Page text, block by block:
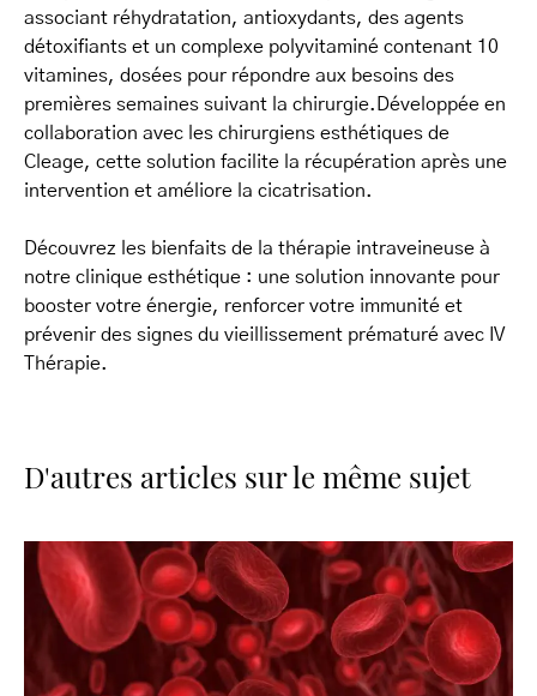
associant réhydratation, antioxydants, des agents
détoxifiants et un complexe polyvitaminé contenant 10
vitamines, dosées pour répondre aux besoins des
premières semaines suivant la chirurgie.Développée en
collaboration avec les chirurgiens esthétiques de
Cleage, cette solution facilite la récupération après une
intervention et améliore la cicatrisation.
Découvrez les bienfaits de la thérapie intraveineuse à
notre clinique esthétique : une solution innovante pour
booster votre énergie, renforcer votre immunité et
prévenir des signes du vieillissement prématuré avec IV
Thérapie.
D'autres articles sur le même sujet